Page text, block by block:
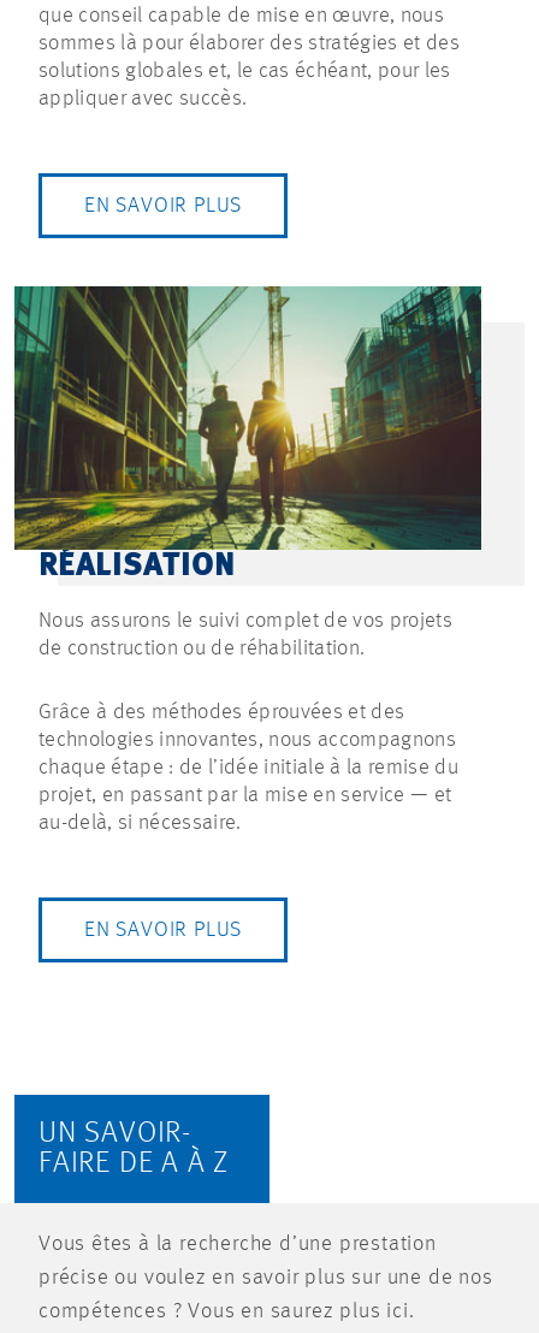
que conseil capable de mise en œuvre, nous
sommes là pour élaborer des stratégies et des
solutions globales et, le cas échéant, pour les
appliquer avec succès.
EN SAVOIR PLUS
RÉALISATION
Nous assurons le suivi complet de vos projets
de construction ou de réhabilitation.
Grâce à des méthodes éprouvées et des
technologies innovantes, nous accompagnons
chaque étape : de l’idée initiale à la remise du
projet, en passant par la mise en service — et
au-delà, si nécessaire.
EN SAVOIR PLUS
UN SAVOIR-
FAIRE DE A À Z
Vous êtes à la recherche d’une prestation
précise ou voulez en savoir plus sur une de nos
compétences ? Vous en saurez plus ici.